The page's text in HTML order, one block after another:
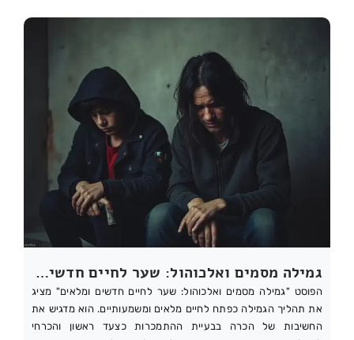
גמילה מסמים ואלכוהול: שער לחיים חדשים ומלאים
הפוסט "גמילה מסמים ואלכוהול: שער לחיים חדשים ומלאים" מציג
את תהליך הגמילה כפתח לחיים מלאים ומשמעותיים. הוא מדגיש את
החשיבות של הכרה בבעיית ההתמכרות כצעד ראשון והכרחי